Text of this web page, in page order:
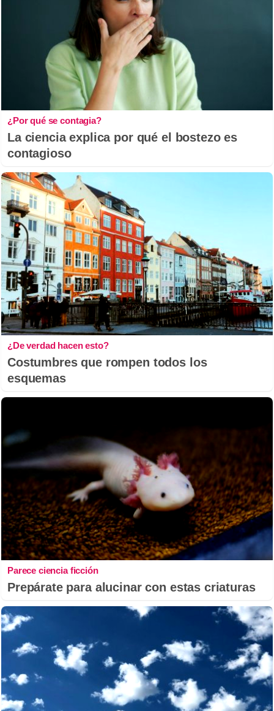
¿Por qué se contagia?
La ciencia explica por qué el bostezo es
contagioso
¿De verdad hacen esto?
Costumbres que rompen todos los
esquemas
Parece ciencia ficción
Prepárate para alucinar con estas criaturas